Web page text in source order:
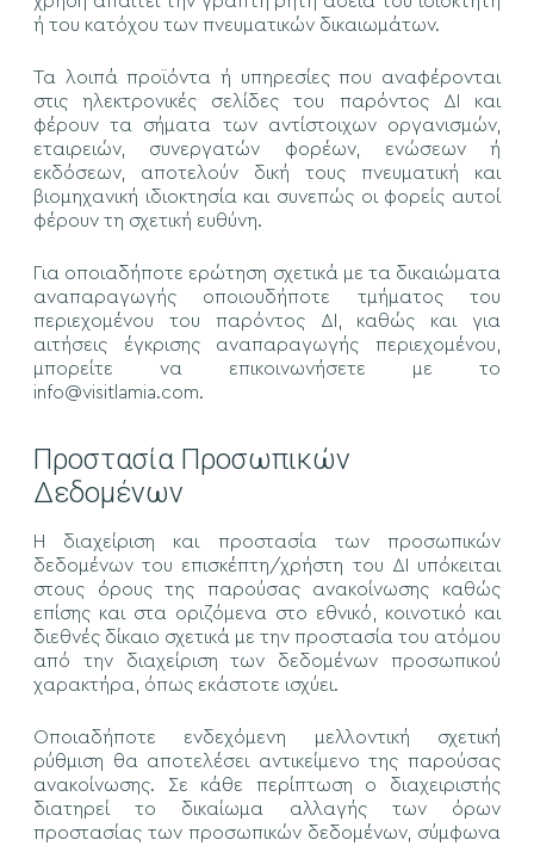
ή του κατόχου των πνευματικών δικαιωμάτων.
Τα λοιπά προϊόντα ή υπηρεσίες που αναφέρονται
στις ηλεκτρονικές σελίδες του παρόντος ΔΙ και
φέρουν τα σήματα των αντίστοιχων οργανισμών,
εταιρειών, συνεργατών φορέων, ενώσεων ή
εκδόσεων, αποτελούν δική τους πνευματική και
βιομηχανική ιδιοκτησία και συνεπώς οι φορείς αυτοί
φέρουν τη σχετική ευθύνη.
Για οποιαδήποτε ερώτηση σχετικά με τα δικαιώματα
αναπαραγωγής οποιουδήποτε τμήματος του
περιεχομένου του παρόντος ΔΙ, καθώς και για
αιτήσεις έγκρισης αναπαραγωγής περιεχομένου,
μπορείτε να επικοινωνήσετε με το
info@visitlamia.com.
Προστασία Προσωπικών
Δεδομένων
Η διαχείριση και προστασία των προσωπικών
δεδομένων του επισκέπτη/χρήστη του ΔΙ υπόκειται
στους όρους της παρούσας ανακοίνωσης καθώς
επίσης και στα οριζόμενα στο εθνικό, κοινοτικό και
διεθνές δίκαιο σχετικά με την προστασία του ατόμου
από την διαχείριση των δεδομένων προσωπικού
χαρακτήρα, όπως εκάστοτε ισχύει.
Οποιαδήποτε ενδεχόμενη μελλοντική σχετική
ρύθμιση θα αποτελέσει αντικείμενο της παρούσας
ανακοίνωσης. Σε κάθε περίπτωση ο διαχειριστής
διατηρεί το δικαίωμα αλλαγής των όρων
προστασίας των προσωπικών δεδομένων, σύμφωνα